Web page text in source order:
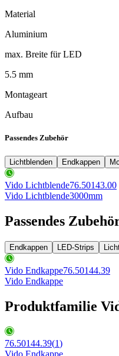
Material
Aluminium
max. Breite für LED
5.5 mm
Montageart
Aufbau
Passendes Zubehör
Lichtblenden Endkappen
Vido Lichtblende76.50143.00
Vido Lichtblende3000mm
Passendes
Endkappen LED-Strips
Vido Endkappe76.50144.39
Vido Endkappe
Produktfamilie
76.50144.39(1)
Vido Endkappe